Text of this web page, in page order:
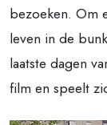
bezoeken. Om
leven in de
laatste dagen
film en speelt